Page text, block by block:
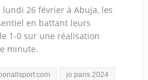
26 février à Abuja, les
en battant leurs
1-0 sur une réalisation
minute.
jo paris 2024